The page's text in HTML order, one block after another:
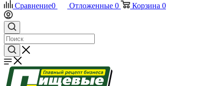
Сравнение0 Отложенные 0 Корзина 0